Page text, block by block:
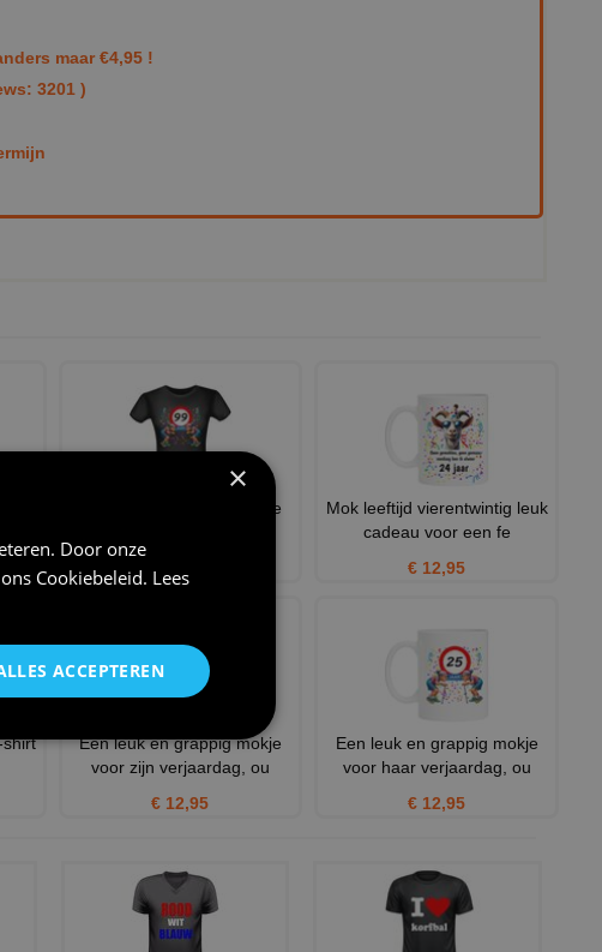
maar €4,95 !
3201 )
Een leuk en grappig shirtje
€ 23,95
Mok leeftijd vierentwintig leuk
cadeau voor een fe
€ 12,95
shirt
Een leuk en grappig mokje
voor zijn verjaardag, ou
€ 12,95
Een leuk en grappig mokje
voor haar verjaardag, ou
€ 12,95
×
Door onze
Cookiebeleid. Lees
ACCEPTEREN